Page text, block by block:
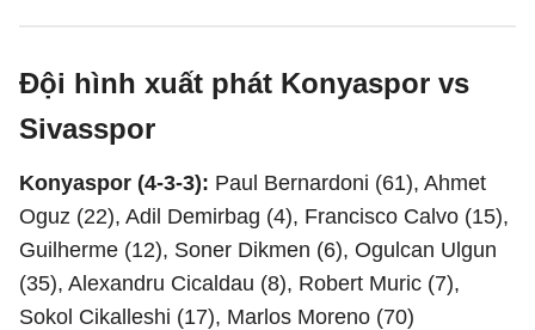
Đội hình xuất phát Konyaspor vs
Sivasspor
Konyaspor (4-3-3): Paul Bernardoni (61), Ahmet
Oguz (22), Adil Demirbag (4), Francisco Calvo (15),
Guilherme (12), Soner Dikmen (6), Ogulcan Ulgun
(35), Alexandru Cicaldau (8), Robert Muric (7),
Sokol Cikalleshi (17), Marlos Moreno (70)